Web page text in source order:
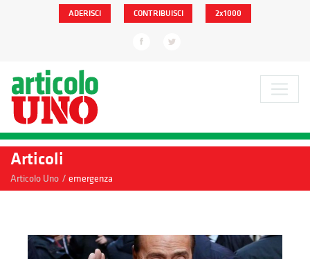
ADERISCI CONTRIBUISCI 2x1000
Articoli
Articolo Uno / emergenza